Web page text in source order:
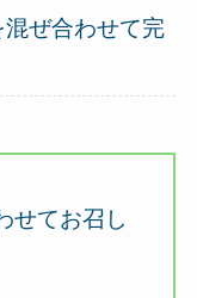
ぜ合わせて完
せてお召し